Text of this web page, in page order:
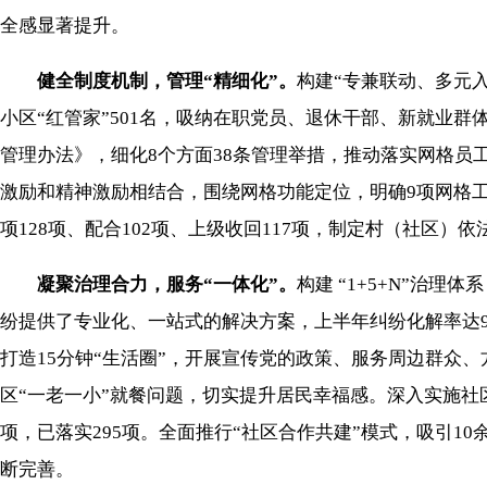
全感显著提升。
健全制度机制，管理“精细化”。 构建“专兼联动、多元
小区“红管家”501名，吸纳在职党员、退休干部、新就业
管理办法》，细化8个方面38条管理举措，推动落实网格
激励和精神激励相结合，围绕网格功能定位，明确9项网格
项128项、配合102项、上级收回117项，制定村（社区）
凝聚治理合力，服务“一体化”。 构建 “1+5+N”治理体
纷提供了专业化、一站式的解决方案，上半年纠纷化解率
打造15分钟“生活圈”，开展宣传党的政策、服务周边群众
区“一老一小”就餐问题，切实提升居民幸福感。深入实施
项，已落实295项。全面推行“社区合作共建”模式，吸引
断完善。